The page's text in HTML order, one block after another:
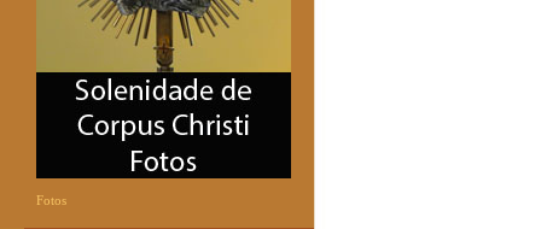
Fotos